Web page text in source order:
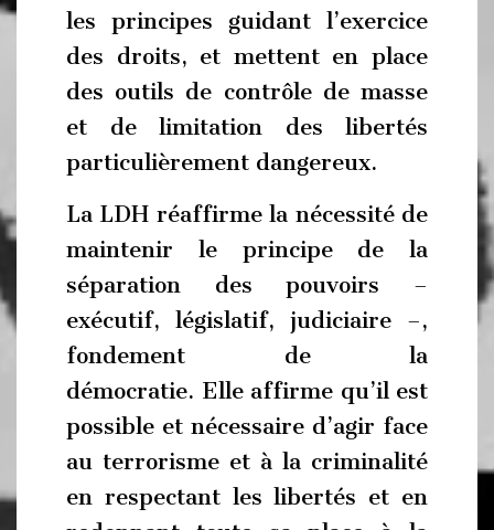
les principes guidant l’exercice
des droits, et mettent en place
des outils de contrôle de masse
et de limitation des libertés
particulièrement dangereux.
La LDH réaffirme la nécessité de
maintenir le principe de la
séparation des pouvoirs –
exécutif, législatif, judiciaire –,
fondement de la
démocratie. Elle affirme qu’il est
possible et nécessaire d’agir face
au terrorisme et à la criminalité
en respectant les libertés et en